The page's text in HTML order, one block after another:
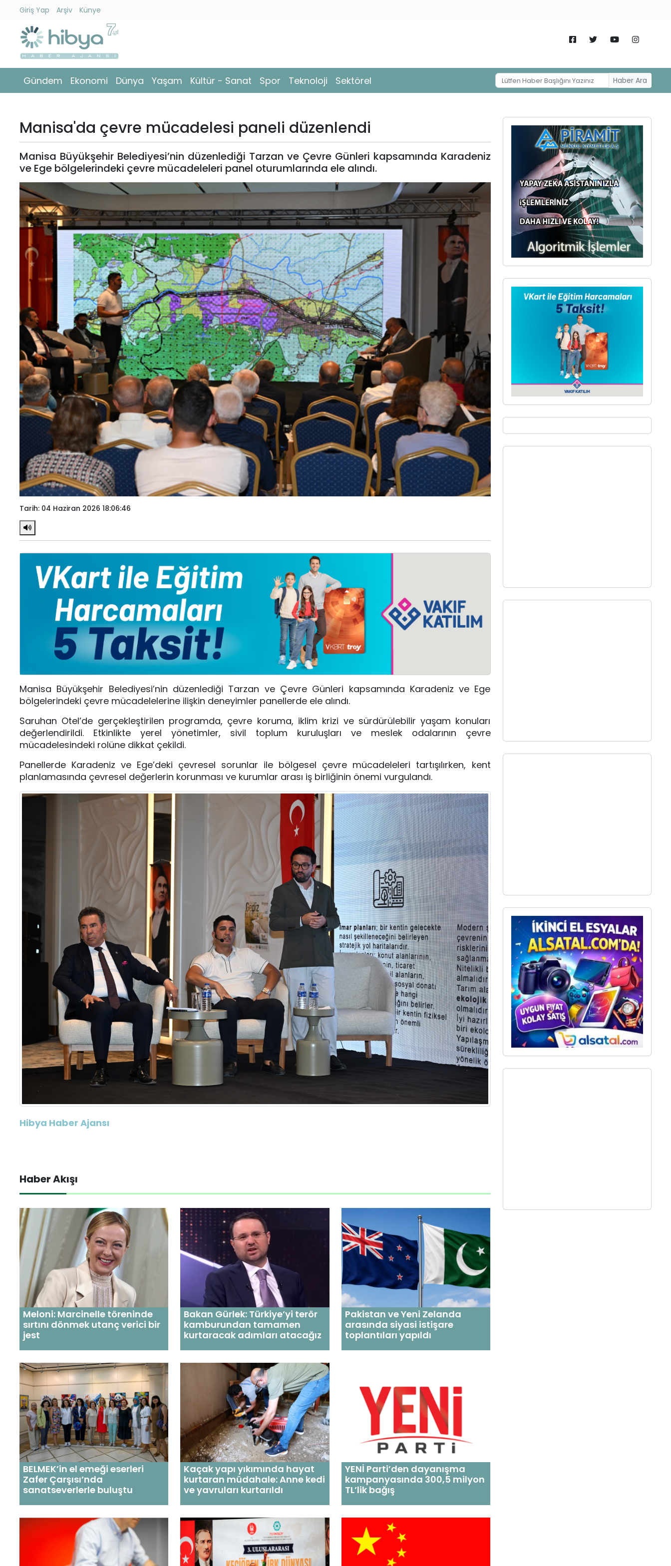
Giriş Yap Arşiv Künye
Gündem Ekonomi Dünya Yaşam Kültür - Sanat Spor Teknoloji Sektörel Haber Ara
Gündem
Ekonomi
Yaşam
Kültür
Sanat
Spor
Sektörel
Arşiv
Künye
Giriş
Yap
Manisa'da çevre mücadelesi paneli düzenlendi
Manisa Büyükşehir Belediyesi’nin düzenlediği Tarzan ve Çevre Günleri kapsamında Karadeniz
ve Ege bölgelerindeki çevre mücadeleleri panel oturumlarında ele alındı.
Tarih: 04 Haziran 2026 18:06:46
Manisa Büyükşehir Belediyesi’nin düzenlediği Tarzan ve Çevre Günleri kapsamında Karadeniz ve Ege
bölgelerindeki çevre mücadelelerine ilişkin deneyimler panellerde ele alındı.
Saruhan Otel’de gerçekleştirilen programda, çevre koruma, iklim krizi ve sürdürülebilir yaşam konuları
değerlendirildi. Etkinlikte yerel yönetimler, sivil toplum kuruluşları ve meslek odalarının çevre
mücadelesindeki rolüne dikkat çekildi.
Panellerde Karadeniz ve Ege’deki çevresel sorunlar ile bölgesel çevre mücadeleleri tartışılırken, kent
planlamasında çevresel değerlerin korunması ve kurumlar arası iş birliğinin önemi vurgulandı.
Hibya Haber Ajansı
Haber Akışı
Meloni: Marcinelle töreninde
sırtını dönmek utanç verici bir
jest
Bakan Gürlek: Türkiye’yi terör
kamburundan tamamen
kurtaracak adımları atacağız
Pakistan ve Yeni Zelanda
arasında siyasi istişare
toplantıları yapıldı
BELMEK’in el emeği eserleri
Zafer Çarşısı’nda
sanatseverlerle buluştu
Kaçak yapı yıkımında hayat
kurtaran müdahale: Anne kedi
ve yavruları kurtarıldı
YENİ Parti’den dayanışma
kampanyasında 300,5 milyon
TL’lik bağış